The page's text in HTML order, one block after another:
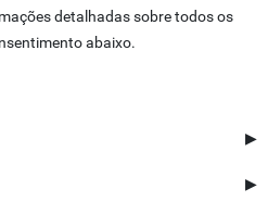
. Desta forma, seria
ou falhas de energia, a
detalhadas sobre todos os
abaixo.
▶
▶